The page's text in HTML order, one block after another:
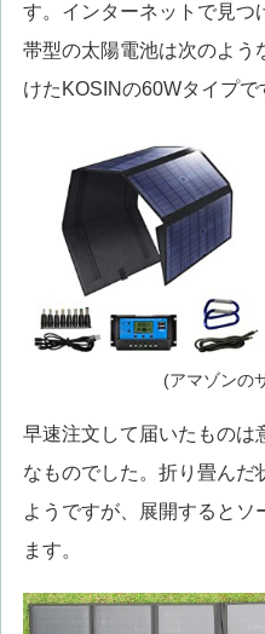
す。インターネットで見つ
帯型の太陽電池は次のよう
けたKOSINの60Wタイプで
(アマゾンの
早速注文して届いたものは
なものでした。折り畳んだ
ようですが、展開するとソ
ます。